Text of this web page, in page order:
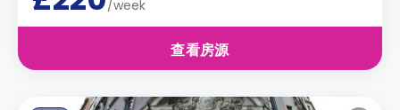
/week
查看房源